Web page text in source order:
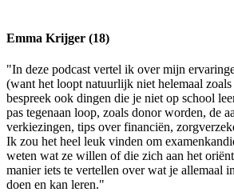
Emma Krijger (18)
"In deze podcast vertel ik over mijn
(want het loopt natuurlijk niet helemaal
bespreek ook dingen die je niet op school
pas tegenaan loop, zoals donor worden, de
verkiezingen, tips over financiën,
Ik zou het heel leuk vinden om
weten wat ze willen of die zich aan het
manier iets te vertellen over wat je allemaal
doen en kan leren."